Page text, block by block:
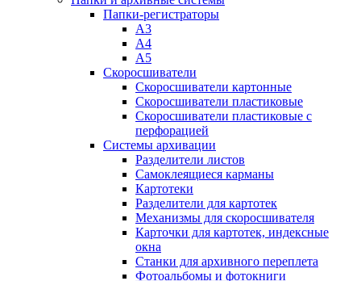
Папки-регистраторы
А3
А4
А5
Скоросшиватели
Скоросшиватели картонные
Скоросшиватели пластиковые
Скоросшиватели пластиковые с
перфорацией
Системы архивации
Разделители листов
Самоклеящиеся карманы
Картотеки
Разделители для картотек
Механизмы для скоросшивателя
Карточки для картотек, индексные
окна
Станки для архивного переплета
Фотоальбомы и фотокниги